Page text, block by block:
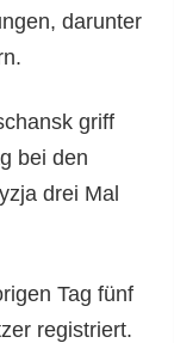
darunter
griff
bei den
drei Mal
Tag fünf
registriert.